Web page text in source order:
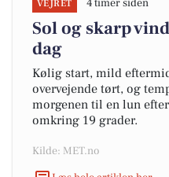
VEJRET 4 timer siden
Sol og skarp
dag
Kølig start, mild
overvejende tørt, og
morgenen til en lun
omkring 19 grader.
Kilde: MET.no